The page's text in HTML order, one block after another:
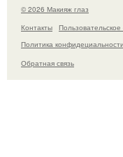
© 2026 Макияж глаз
Контакты
Политика конфидециальности
Обратная связь